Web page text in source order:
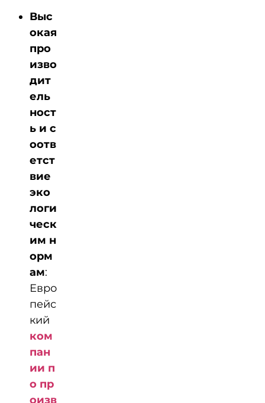
Выс
окая
про
изво
дит
ель
ност
ь и с
оотв
етст
вие
эко
логи
ческ
им н
орм
ам:
Евро
пейс
кий
ком
пан
ии п
о пр
оизв